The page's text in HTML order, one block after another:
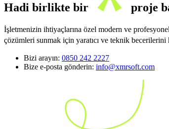
Hadi birlikte bir proje
İşletmenizin ihtiyaçlarına özel modern ve
çözümleri sunmak için yaratıcı ve teknik becerilerini
Bizi arayın: 0850 242 2227
Bize e-posta gönderin: info@xmrsoft.com